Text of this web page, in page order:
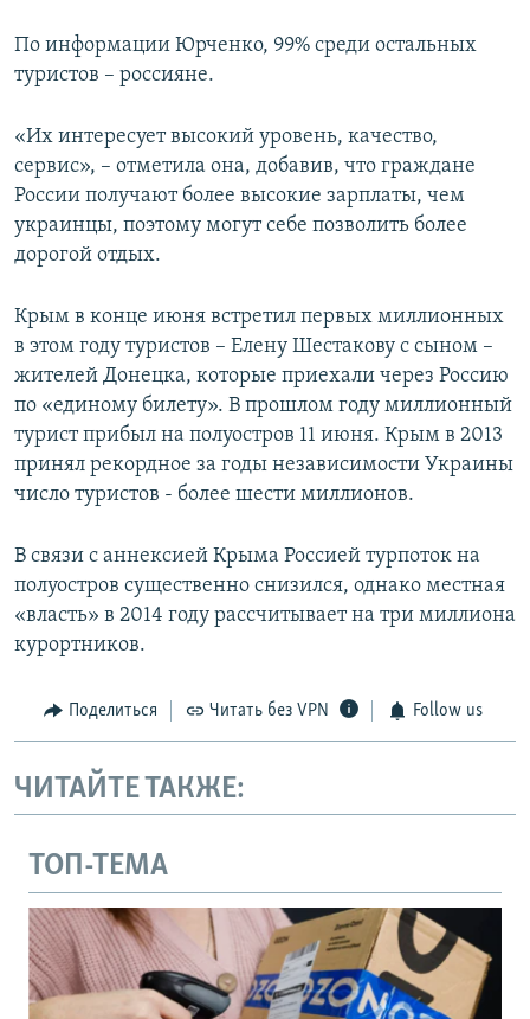
По информации Юрченко, 99% среди остальных
туристов – россияне.
«Их интересует высокий уровень, качество,
сервис», – отметила она, добавив, что граждане
России получают более высокие зарплаты, чем
украинцы, поэтому могут себе позволить более
дорогой отдых.
Крым в конце июня встретил первых миллионных
в этом году туристов – Елену Шестакову с сыном –
жителей Донецка, которые приехали через Россию
по «единому билету». В прошлом году миллионный
турист прибыл на полуостров 11 июня. Крым в 2013
принял рекордное за годы независимости Украины
число туристов - более шести миллионов.
В связи с аннексией Крыма Россией турпоток на
полуостров существенно снизился, однако местная
«власть» в 2014 году рассчитывает на три миллиона
курортников.
Поделиться Читать без VPN Follow us
ЧИТАЙТЕ ТАКЖЕ:
ТОП-ТЕМА